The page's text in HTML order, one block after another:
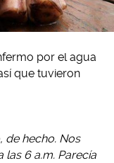
por el agua
que tuvieron
de hecho. Nos
6 a.m. Parecía